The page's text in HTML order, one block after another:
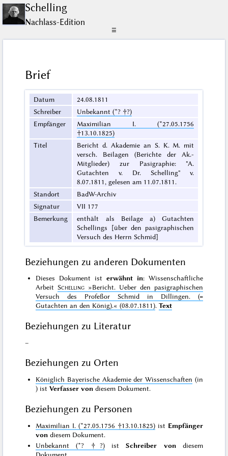
Schelling
Nachlass-Edition
☰
Brief
Datum
24.08.1811
Schreiber
Unbekannt (*? †?)
Empfänger
Maximilian I. (*27.05.1756
†13.10.1825)
Titel
Bericht d. Akademie an S. K. M. mit
versch. Beilagen (Berichte der Ak.-
Mitglieder) zur Pasigraphie: "A.
Gutachten v. Dr. Schelling" v.
8.07.1811, gelesen am 11.07.1811.
Standort
BadW-Archiv
Signatur
VII 177
Bemerkung
enthält als Beilage a) Gutachten
Schellings [über den pasigraphischen
Versuch des Herrn Schmid]
Beziehungen zu anderen Dokumenten
Dieses Dokument ist erwähnt in: Wissenschaftliche
ArbeitSchelling »Bericht. Ueber den pasigraphischen
Versuch des Profeßor Schmid in Dillingen. (=
Gutachten an den König).« (08.07.1811).Text
Beziehungen zu Literatur
–
Beziehungen zu Orten
Königlich Bayerische Akademie der Wissenschaften (in
) istVerfasser von diesem Dokument.
Beziehungen zu Personen
Maximilian I. (*27.05.1756 †13.10.1825) ist Empfänger
von diesem Dokument.
Unbekannt (*? †?)istSchreiber vondiesem